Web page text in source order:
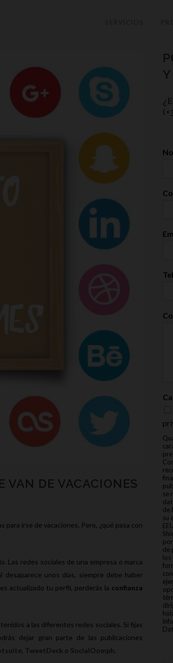
VAN DE VACACIONES
irse de vacaciones. Pero, ¿qué pasa con
Las redes sociales de una empresa o marca
unos días, siempre debe haber
actualizado tu perfil, perderás la confianza
a las diferentes redes sociales. Si fijas
dejar gran parte de las publicaciones
, TweetDeck o SocialOomph.
se
de
su
de
los